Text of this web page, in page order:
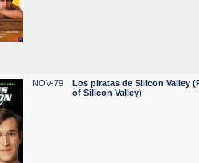
NOV-79
Los piratas de Silicon Valley
of Silicon Valley)